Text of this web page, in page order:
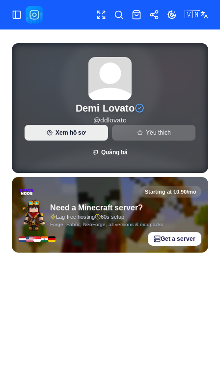
Bật/tắt menu Toàn màn hình
Tìm kiếmCửa hàngChia sẻĐổi giao diện
🇻🇳
Thống kê Instagram trực tiếp và phân tích người theo dõi
Demi Lovato
@ddlovato
Xem hồ sơ Yêu thích
Quảng bá
Starting at €0.90/mo
Need a Minecraft server?
Lag-free hosting 60s setup
Forge, Fabric, NeoForge, all versions & modpacks
Get a server